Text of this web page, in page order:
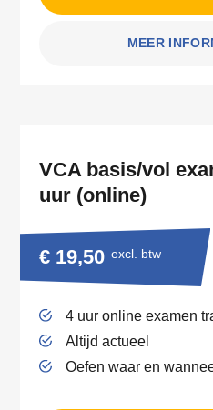
MEER
VCA basis/vol
uur (online)
€ 19,50 excl. btw
4 uur online examen
Altijd actueel
Oefen waar en